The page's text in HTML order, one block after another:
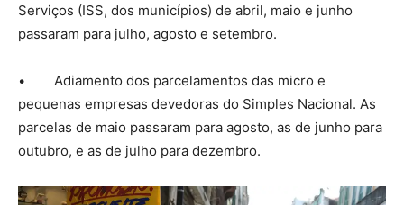
Serviços (ISS, dos municípios) de abril, maio e junho
passaram para julho, agosto e setembro.
• Adiamento dos parcelamentos das micro e
pequenas empresas devedoras do Simples Nacional. As
parcelas de maio passaram para agosto, as de junho para
outubro, e as de julho para dezembro.